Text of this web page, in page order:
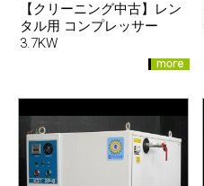
【クリーニング中古】レン
タル用 コンプレッサー
3.7KW